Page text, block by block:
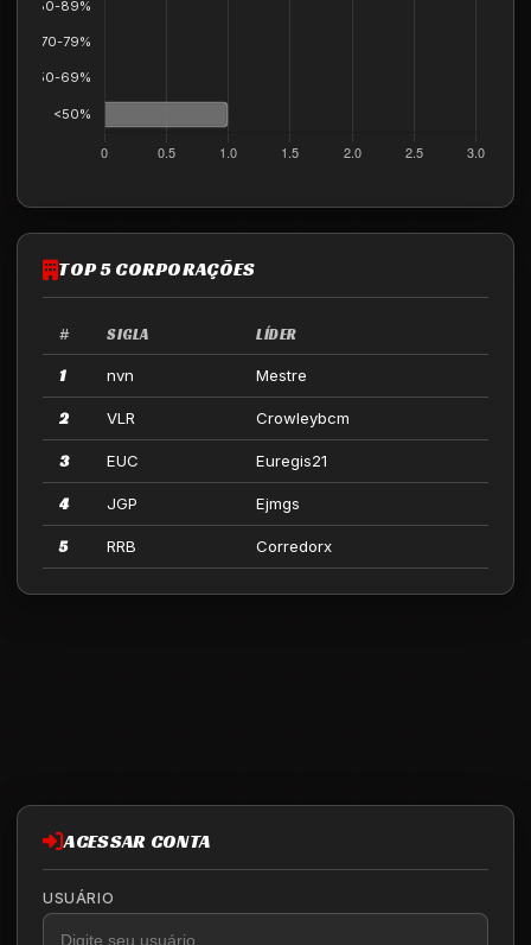
TOP 5 CORPORAÇÕES
# SIGLA LÍDER
1 nvn Mestre
2 VLR Crowleybcm
3 EUC Euregis21
4 JGP Ejmgs
5 RRB Corredorx
ACESSAR CONTA
USUÁRIO